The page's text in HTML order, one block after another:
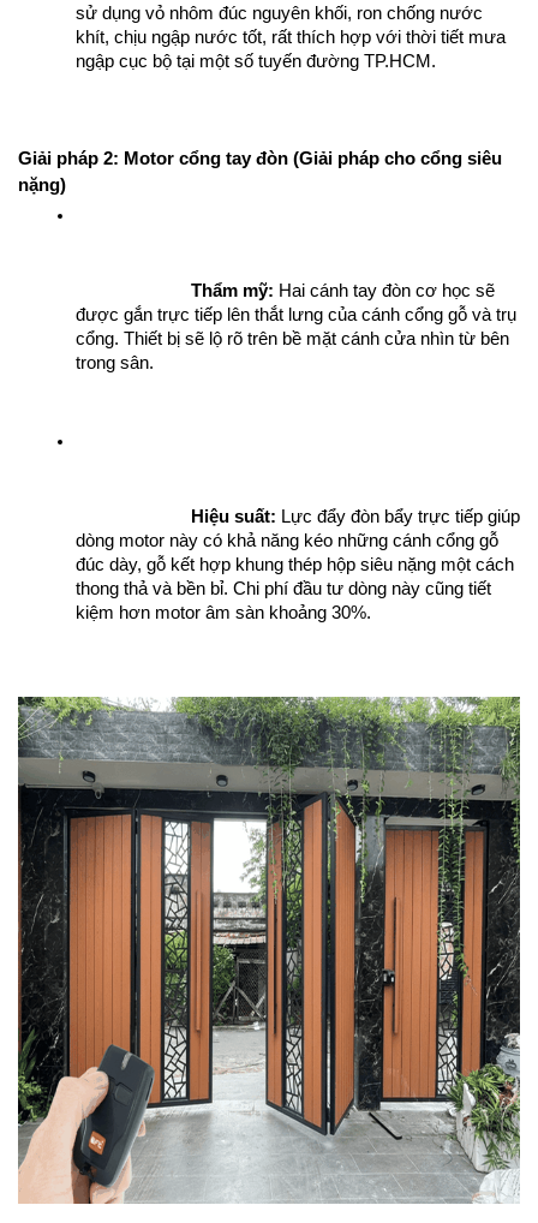
sử dụng vỏ nhôm đúc nguyên khối, ron chống nước
khít, chịu ngập nước tốt, rất thích hợp với thời tiết mưa
ngập cục bộ tại một số tuyến đường TP.HCM.
Giải pháp 2: Motor cổng tay đòn (Giải pháp cho cổng siêu
nặng)
Thẩm mỹ: Hai cánh tay đòn cơ học sẽ
được gắn trực tiếp lên thắt lưng của cánh cổng gỗ và trụ
cổng. Thiết bị sẽ lộ rõ trên bề mặt cánh cửa nhìn từ bên
trong sân.
Hiệu suất: Lực đẩy đòn bẩy trực tiếp giúp
dòng motor này có khả năng kéo những cánh cổng gỗ
đúc dày, gỗ kết hợp khung thép hộp siêu nặng một cách
thong thả và bền bỉ. Chi phí đầu tư dòng này cũng tiết
kiệm hơn motor âm sàn khoảng 30%.